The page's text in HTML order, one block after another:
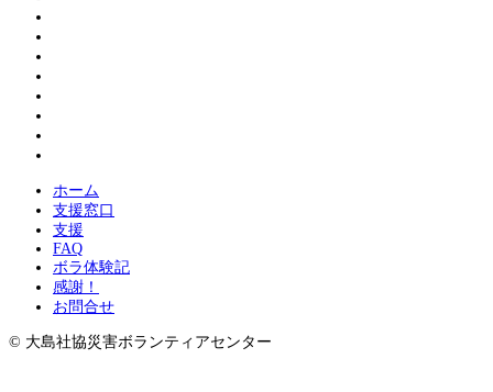
ホーム
支援窓口
支援
FAQ
ボラ体験記
感謝！
お問合せ
© 大島社協災害ボランティアセンター